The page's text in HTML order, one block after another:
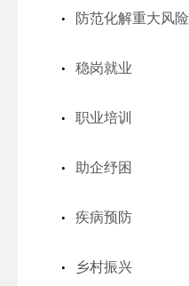
防范化解重大风险
稳岗就业
职业培训
助企纾困
疾病预防
乡村振兴